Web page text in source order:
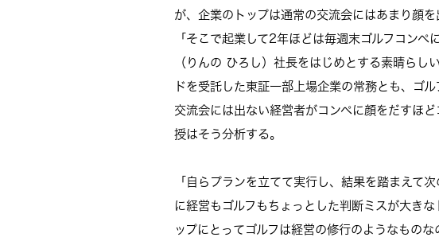
が、企業のトップは通常の交流会にはあまり顔を
「そこで起業して2年ほどは毎週末ゴルフコン
（りんの ひろし）社長をはじめとする素晴ら
ドを受託した東証一部上場企業の常務とも、ゴル
交流会には出ない経営者がコンペに顔をだすほ
授はそう分析する。
「自らプランを立てて実行し、結果を踏まえて
に経営もゴルフもちょっとした判断ミスが大き
ップにとってゴルフは経営の修行のようなものな